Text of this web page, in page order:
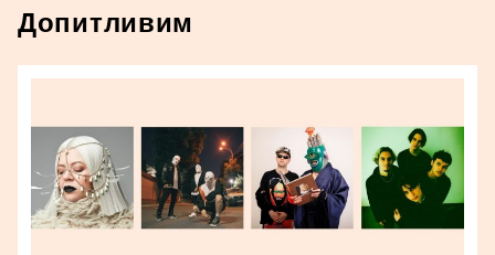
Допитливим